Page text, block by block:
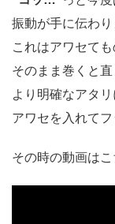
振動が手に伝わ
これはアワセて
そのまま巻くと直
より明確なアタ
アワセを入れてフ
その時の動画はこ